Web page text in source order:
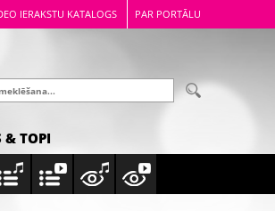
IERAKSTU KATALOGS PAR PORTĀLU
& TOPI